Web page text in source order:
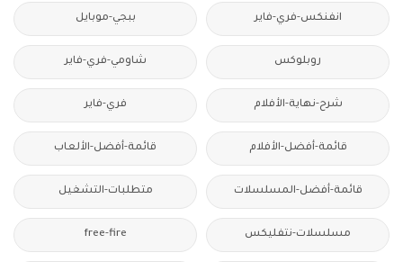
انفنكس-فري-فاير ببجي-موبايل
روبلوكس شاومي-فري-فاير
شرح-نهاية-الأفلام فري-فاير
قائمة-أفضل-الأفلام قائمة-أفضل-الألعاب
قائمة-أفضل-المسلسلات متطلبات-التشغيل
مسلسلات-نتفليكس free-fire